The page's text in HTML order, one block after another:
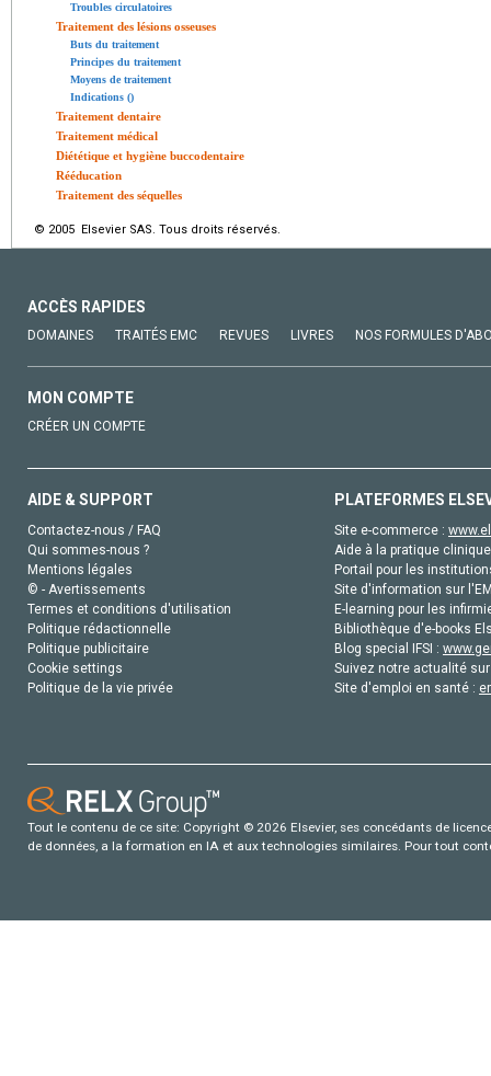
Troubles circulatoires
Traitement des lésions osseuses
Buts du traitement
Principes du traitement
Moyens de traitement
Indications ()
Traitement dentaire
Traitement médical
Diététique et hygiène buccodentaire
Rééducation
Traitement des séquelles
© 2005 Elsevier SAS. Tous droits réservés.
ACCÈS RAPIDES
DOMAINES TRAITÉS EMC REVUES LIVRES NOS FORMULES
MON COMPTE
CRÉER UN COMPTE
AIDE & SUPPORT
Contactez-nous / FAQ
Qui sommes-nous ?
Mentions légales
© - Avertissements
Termes et conditions d'utilisation
Politique rédactionnelle
Politique publicitaire
Cookie settings
Politique de la vie privée
PLATEFORMES
Site e-commerce :
Aide à la pratique
Portail pour les
Site d'information sur
E-learning pour les
Bibliothèque d'e-books
Blog special IFSI :
Suivez notre actualité
Site d'emploi en santé :
Tout le contenu de ce site: Copyright © 2026 Elsevier, ses concédants de
de données, a la formation en IA et aux technologies similaires. Pour tout